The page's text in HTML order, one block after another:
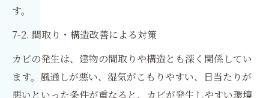
す。
7-2. 間取り・構造改善による対策
カビの発生は、建物の間取りや構造とも深く関係してい
ます。風通しが悪い、湿気がこもりやすい、日当たりが
悪いといった条件が重なると、カビが発生しやすい環境